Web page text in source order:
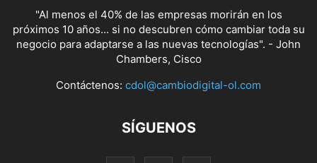
"Al menos el 40% de las empresas morirán en los
próximos 10 años... si no descubren cómo cambiar toda su
negocio para adaptarse a las nuevas tecnologías". - John
Chambers, Cisco
Contáctenos: cdol@cambiodigital-ol.com
SÍGUENOS